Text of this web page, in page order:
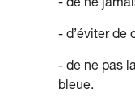
- de ne
- d’éviter de
- de ne pas
bleue.